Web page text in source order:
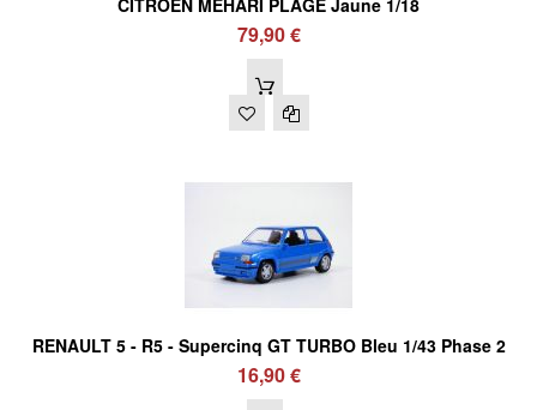
CITROEN MEHARI PLAGE Jaune 1/18
79,90 €
RENAULT 5 - R5 - Supercinq GT TURBO Bleu 1/43 Phase 2
16,90 €